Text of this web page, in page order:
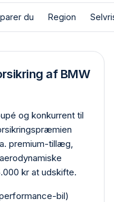
du Region
af BMW
og konkurrent til
premium-tillæg,
kr at udskifte.
bil)